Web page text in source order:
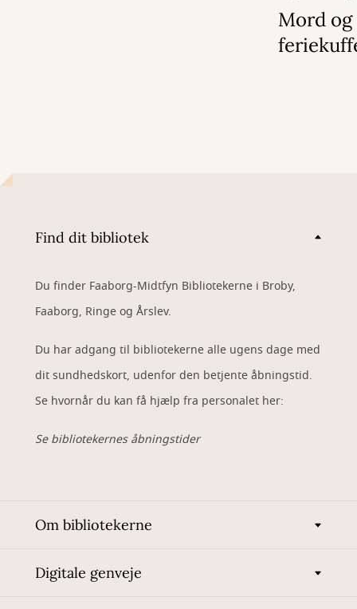
Mord
Find dit bibliotek
Du finder Faaborg-Midtfyn Bibliotekerne i Broby,
Faaborg, Ringe og Årslev.
Du har adgang til bibliotekerne alle ugens dage med
dit sundhedskort, udenfor den betjente åbningstid.
Se hvornår du kan få hjælp fra personalet her:
Se bibliotekernes åbningstider
Om bibliotekerne
Digitale genveje